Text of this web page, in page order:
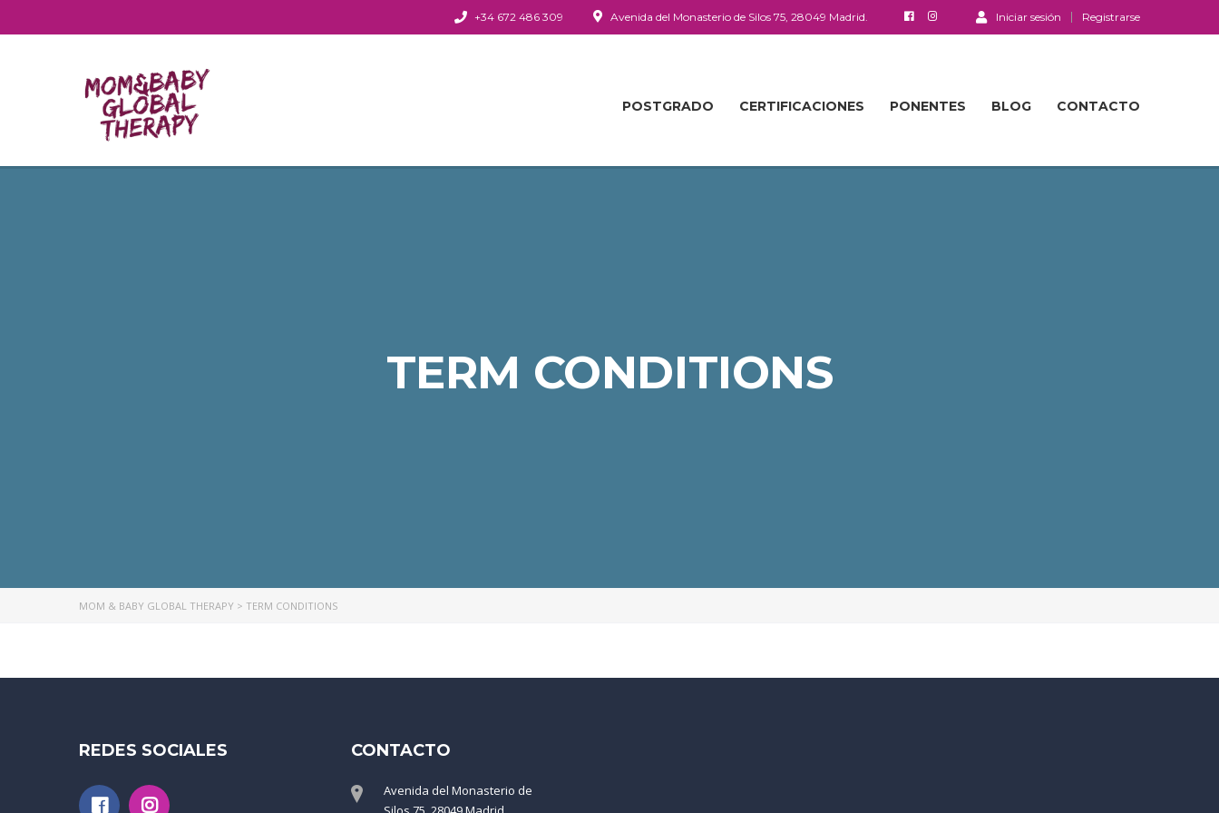
Iniciar sesión Registrarse
Avenida del Monasterio de Silos 75, 28049 Madrid.
+34 672 486 309
POSTGRADO CERTIFICACIONES PONENTES BLOG CONTACTO
TERM CONDITIONS
MOM & BABY GLOBAL THERAPY > TERM CONDITIONS
REDES SOCIALES CONTACTO
Avenida del Monasterio de